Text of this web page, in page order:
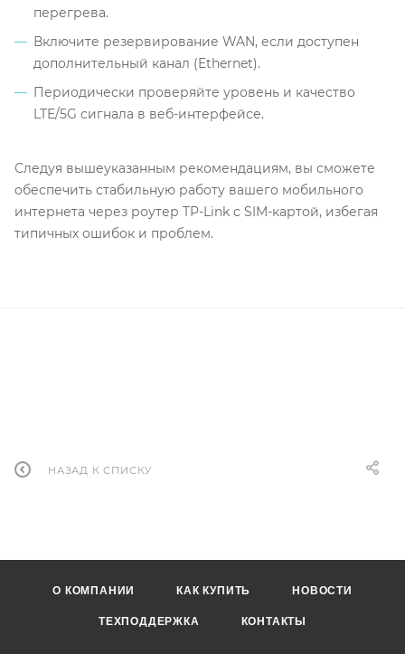
перегрева.
Включите резервирование WAN, если доступен
дополнительный канал (Ethernet).
Периодически проверяйте уровень и качество
LTE/5G сигнала в веб-интерфейсе.
Следуя вышеуказанным рекомендациям, вы сможете
обеспечить стабильную работу вашего мобильного
интернета через роутер TP-Link с SIM-картой, избегая
типичных ошибок и проблем.
НАЗАД К СПИСКУ
О КОМПАНИИ КАК КУПИТЬ НОВОСТИ
ТЕХПОДДЕРЖКА КОНТАКТЫ